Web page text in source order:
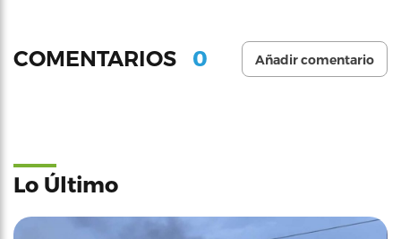
COMENTARIOS 0 Añadir comentario
Lo Último